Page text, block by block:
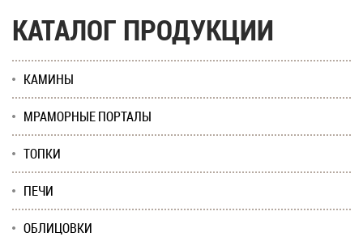
КАТАЛОГ ПРОДУКЦИИ
КАМИНЫ
МРАМОРНЫЕ ПОРТАЛЫ
ТОПКИ
ПЕЧИ
ОБЛИЦОВКИ